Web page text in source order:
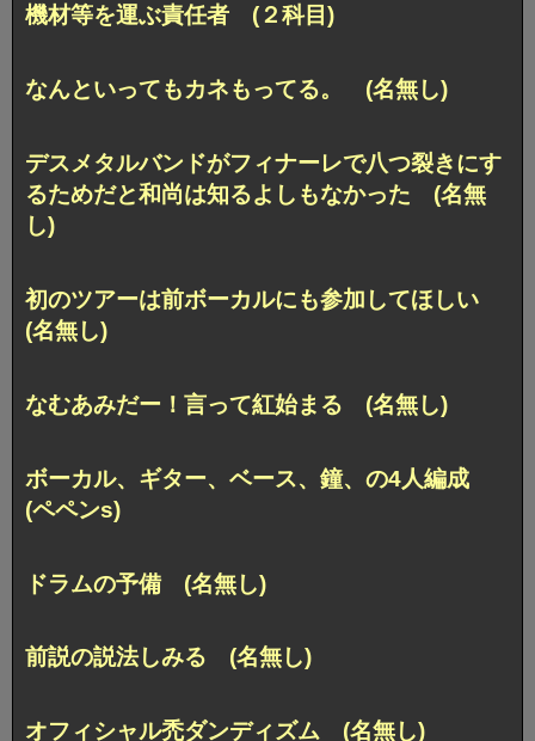
機材等を運ぶ責任者 (２科目)
なんといってもカネもってる。 (名無し)
デスメタルバンドがフィナーレで八つ裂きにす
るためだと和尚は知るよしもなかった (名無
し)
初のツアーは前ボーカルにも参加してほしい
(名無し)
なむあみだー！言って紅始まる (名無し)
ボーカル、ギター、ベース、鐘、の4人編成
(ペペンs)
ドラムの予備 (名無し)
前説の説法しみる (名無し)
オフィシャル禿ダンディズム (名無し)